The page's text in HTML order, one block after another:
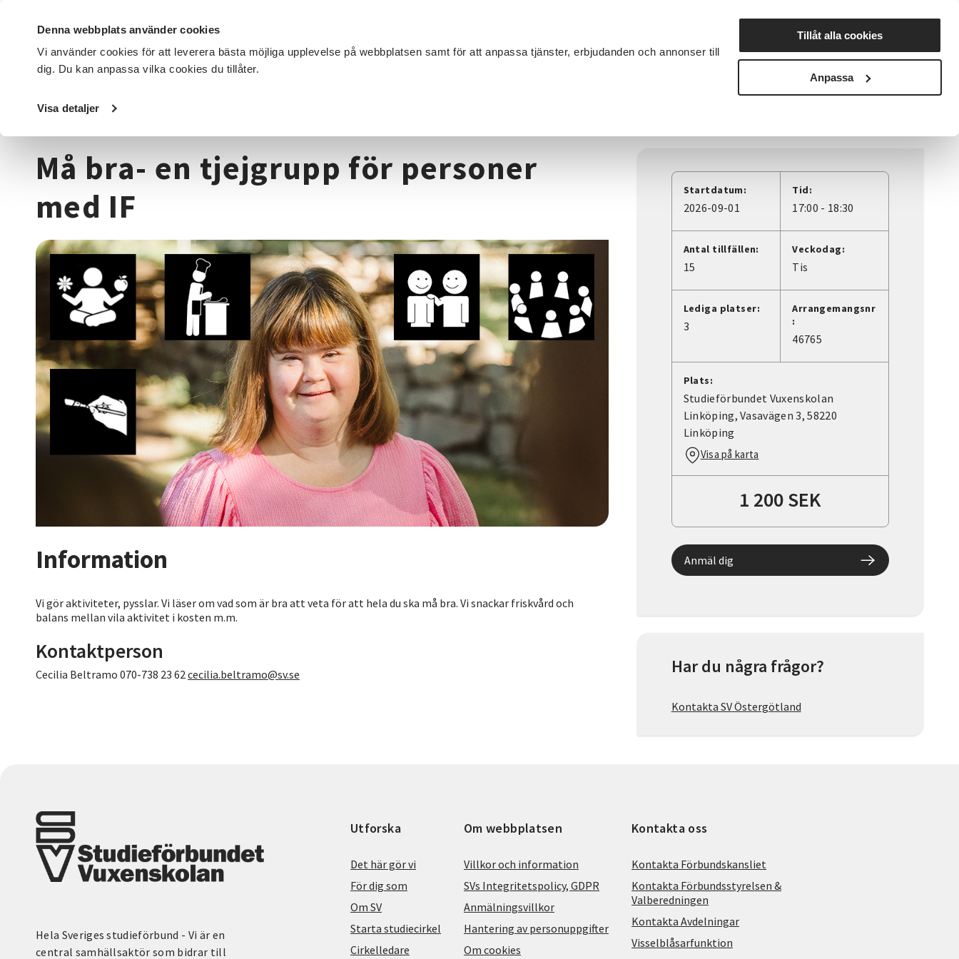
Denna webbplats använder cookies
Vi använder cookies för att leverera bästa möjliga upplevelse på webbplatsen samt för att anpassa tjänster, erbjudanden och annonser till
dig. Du kan anpassa vilka cookies du tillåter.
Visa detaljer
Tillåt alla cookies
Anpassa
DET HÄR GÖR VI FÖR DIG SOM SÖK KURSER OCH EVENEMANG Nyheter Avdelningar
Startsida / Kurser och evenemang
Må bra- en tjejgrupp för personer
med IF
Information
Vi gör aktiviteter, pysslar. Vi läser om vad som är bra att veta för att hela du ska må bra. Vi snackar friskvård och
balans mellan vila aktivitet i kosten m.m.
Kontaktperson
Cecilia Beltramo 070-738 23 62 cecilia.beltramo@sv.se
Startdatum:
2026-09-01
Tid:
17:00 - 18:30
Antal tillfällen:
15
Veckodag:
Tis
Lediga platser:
3
Arrangemangsnr
:
46765
Plats:
Studieförbundet Vuxenskolan
Linköping, Vasavägen 3, 58220
Linköping
Visa på karta
1 200 SEK
Anmäl dig
Har du några frågor?
Kontakta SV Östergötland
Hela Sveriges studieförbund - Vi är en
central samhällsaktör som bidrar till
Utforska
Det här gör vi
För dig som
Om SV
Starta studiecirkel
Cirkelledare
Om webbplatsen
Villkor och information
SVs Integritetspolicy, GDPR
Anmälningsvillkor
Hantering av personuppgifter
Om cookies
Kontakta oss
Kontakta Förbundskansliet
Kontakta Förbundsstyrelsen &
Valberedningen
Kontakta Avdelningar
Visselblåsarfunktion